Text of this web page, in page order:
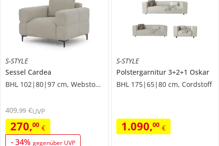
S-STYLE
Sessel Cardea
BHL 102|80|97 cm, Webstoff grob
270,00 €
-34% gegenüber UVP
409,99 €UVP
S-STYLE
Polstergarnitur 3+2+1 Oskar
BHL 175|65|80 cm, Cordstoff
1.090,00 €